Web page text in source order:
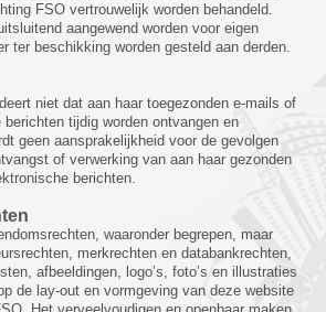
FSO vertrouwelijk worden behandeld.
aangewend worden voor eigen
ter beschikking worden gesteld aan derden.
niet dat aan haar toegezonden e-mails of
tijdig worden ontvangen en
geen aansprakelijkheid voor de gevolgen
of verwerking van aan haar gezonden
berichten.
waaronder begrepen, maar
merkrechten en databankrechten,
afbeeldingen, logo’s, foto’s en illustraties
de lay-out en vormgeving van deze website